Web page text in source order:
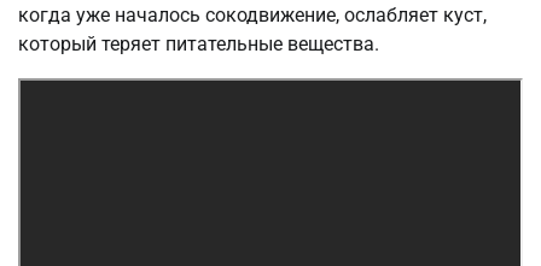
когда уже началось сокодвижение, ослабляет куст,
который теряет питательные вещества.